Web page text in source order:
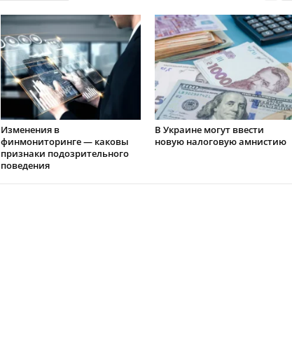
Изменения в
финмониторинге — каковы
признаки подозрительного
поведения
В Украине могут ввести
новую налоговую амнистию